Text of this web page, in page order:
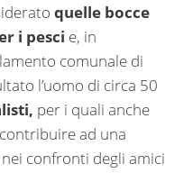
quelle bocce
i pesci e, in
comunale di
l’uomo di circa 50
per i quali anche
ad una
confronti degli amici